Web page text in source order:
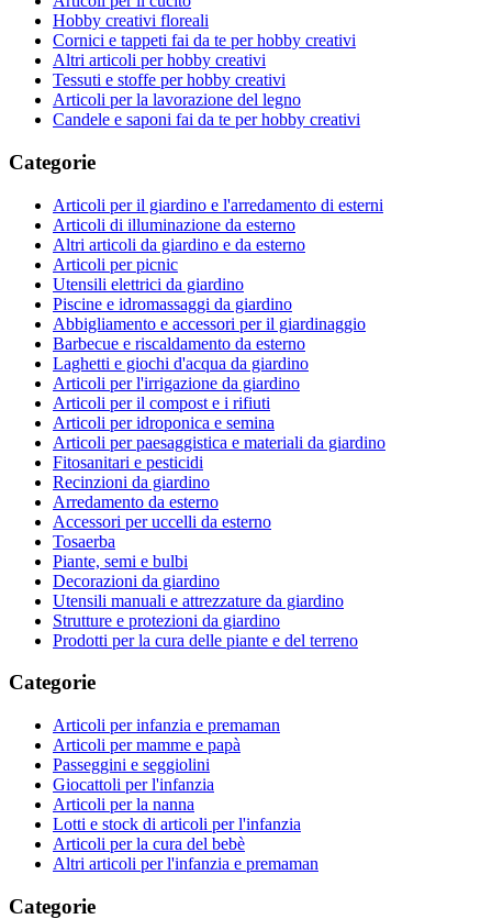
Hobby creativi floreali
Cornici e tappeti fai da te per hobby creativi
Altri articoli per hobby creativi
Tessuti e stoffe per hobby creativi
Articoli per la lavorazione del legno
Candele e saponi fai da te per hobby creativi
Categorie
Articoli per il giardino e l'arredamento di esterni
Articoli di illuminazione da esterno
Altri articoli da giardino e da esterno
Articoli per picnic
Utensili elettrici da giardino
Piscine e idromassaggi da giardino
Abbigliamento e accessori per il giardinaggio
Barbecue e riscaldamento da esterno
Laghetti e giochi d'acqua da giardino
Articoli per l'irrigazione da giardino
Articoli per il compost e i rifiuti
Articoli per idroponica e semina
Articoli per paesaggistica e materiali da giardino
Fitosanitari e pesticidi
Recinzioni da giardino
Arredamento da esterno
Accessori per uccelli da esterno
Tosaerba
Piante, semi e bulbi
Decorazioni da giardino
Utensili manuali e attrezzature da giardino
Strutture e protezioni da giardino
Prodotti per la cura delle piante e del terreno
Categorie
Articoli per infanzia e premaman
Articoli per mamme e papà
Passeggini e seggiolini
Giocattoli per l'infanzia
Articoli per la nanna
Lotti e stock di articoli per l'infanzia
Articoli per la cura del bebè
Altri articoli per l'infanzia e premaman
Categorie